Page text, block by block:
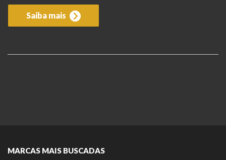
Saiba mais
MARCAS MAIS BUSCADAS